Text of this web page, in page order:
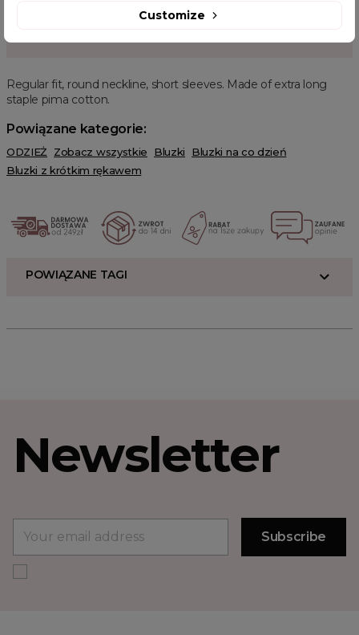
Regular fit, round neckline, short sleeves. Made of extra long
staple pima cotton.
Powiązane kategorie:
ODZIEŻ Zobacz wszystkie Bluzki
Bluzki na co dzień
Bluzki z krótkim rękawem
POWIĄZANE TAGI
Newsletter
Customize